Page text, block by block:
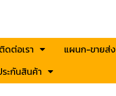
ดต่อเรา แผนก-ขายส่ง
ะกันสินค้า